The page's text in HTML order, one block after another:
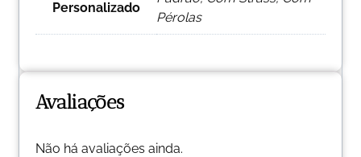
Personalizado
Pérolas
Avaliações
Não há avaliações ainda.